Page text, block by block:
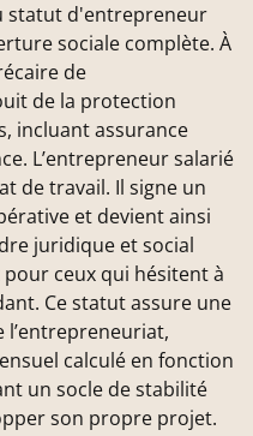
statut d'entrepreneur
sociale complète. À
de
de la protection
incluant assurance
L’entrepreneur salarié
de travail. Il signe un
et devient ainsi
juridique et social
ceux qui hésitent à
Ce statut assure une
l’entrepreneuriat,
calculé en fonction
un socle de stabilité
son propre projet.